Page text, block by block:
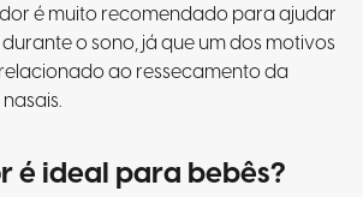
é muito recomendado para ajudar
o sono, já que um dos motivos
ao ressecamento da
é ideal para bebês?